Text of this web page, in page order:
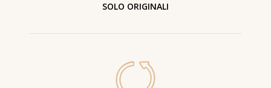
SOLO ORIGINALI